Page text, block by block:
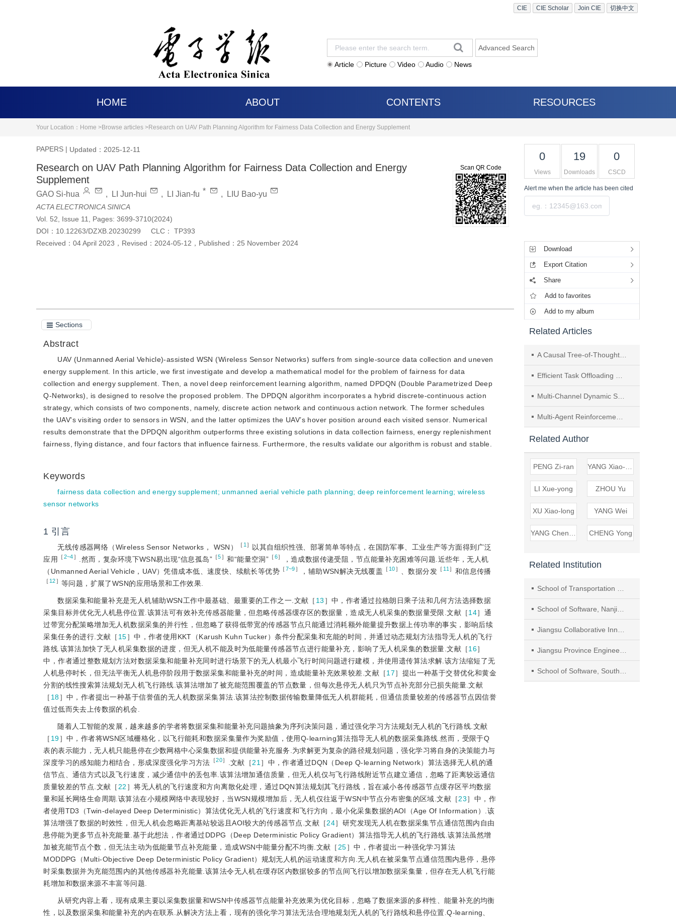
切换中文
Join CIE
CIE Scholar
CIE
Article Picture Video Audio News
Advanced Search
HOME ABOUT CONTENTS RESOURCES
Your Location： Home >Browse articles >Research on UAV Path Planning Algorithm for Fairness Data Collection and Energy Supplement
PAPERS | Updated：2025-12-11
Research on UAV Path Planning Algorithm for Fairness Data Collection and Energy
Supplement
GAO Si-hua , LI Jun-hui , LI Jian-fu * , LIU Bao-yu
ACTA ELECTRONICA SINICA
Vol. 52, Issue 11, Pages: 3699-3710(2024)
DOI： 10.12263/DZXB.20230299 CLC：
TP393
Received： 04 April 2023 ， Revised： 2024-05-12 ， Published： 25 November 2024
Scan QR Code
Sections
Abstract
UAV (Unmanned Aerial Vehicle)-assisted WSN (Wireless Sensor Networks) suffers from single-source data collection and uneven
energy supplement. In this article, we first investigate and develop a mathematical model for the problem of fairness for data
collection and energy supplement. Then, a novel deep reinforcement learning algorithm, named DPDQN (Double Parametrized Deep
Q-Networks), is designed to resolve the proposed problem. The DPDQN algorithm incorporates a hybrid discrete-continuous action
strategy, which consists of two components, namely, discrete action network and continuous action network. The former schedules
the UAV's visiting order to sensors in WSN, and the latter optimizes the UAV’s hover position around each visited sensor. Numerical
results demonstrate that the DPDQN algorithm outperforms three existing solutions in data collection fairness, energy replenishment
fairness, flying distance, and four factors that influence fairness. Furthermore, the results validate our algorithm is robust and stable.
Keywords
fairness data collection and energy supplement;unmanned aerial vehicle path planning; deep reinforcement learning; wireless
sensor networks
1 引言
无线传感器网络（Wireless Sensor Networks， WSN） ［ 1 ］
以其自组织性强、部署简单等特点，在国防军事、工业生产等方面得到广泛
应用
［2~4］ .然而，复杂环境下WSN易出现“信息孤岛” ［5］和“能量空洞” ［6］
，造成数据传递受阻，节点能量补充困难等问题.近些年，无人机
（Unmanned Aerial Vehicle，UAV）凭借成本低、速度快、续航长等优势 ［7~9］ ，辅助WSN解决无线覆盖 ［ 10］ 、数据分发 ［ 11 ］ 和信息传播
［ 12］ 等问题，扩展了WSN的应用场景和工作效果.
数据采集和能量补充是无人机辅助WSN工作中最基础、最重要的工作之一.文献［ 13 ］中，作者通过拉格朗日乘子法和几何方法选择数据
采集目标并优化无人机悬停位置.该算法可有效补充传感器能量，但忽略传感器缓存区的数据量，造成无人机采集的数据量受限.文献［14］通
过带宽分配策略增加无人机数据采集的并行性，但忽略了获得低带宽的传感器节点只能通过消耗额外能量提升数据上传功率的事实，影响后续
采集任务的进行.文献［ 15］中，作者使用KKT（Karush Kuhn Tucker）条件分配采集和充能的时间，并通过动态规划方法指导无人机的飞行
路线.该算法加快了无人机采集数据的进度，但无人机不能及时为低能量传感器节点进行能量补充，影响了无人机采集的数据量.文献［16］
中，作者通过整数规划方法对数据采集和能量补充同时进行场景下的无人机最小飞行时间问题进行建模，并使用遗传算法求解.该方法缩短了无
人机悬停时长，但无法平衡无人机悬停阶段用于数据采集和能量补充的时间，造成能量补充效果较差.文献［17］提出一种基于交替优化和黄金
分割的线性搜索算法规划无人机飞行路线.该算法增加了被充能范围覆盖的节点数量，但每次悬停无人机只为节点补充部分已损失能量.文献
［ 18］中，作者提出一种基于信誉值的无人机数据采集算法.该算法控制数据传输数量降低无人机群能耗，但通信质量较差的传感器节点因信誉
值过低而失去上传数据的机会.
随着人工智能的发展，越来越多的学者将数据采集和能量补充问题抽象为序列决策问题，通过强化学习方法规划无人机的飞行路线.文献
［ 19］中，作者将WSN区域栅格化，以飞行能耗和数据采集量作为奖励值，使用Q-learning算法指导无人机的数据采集路线.然而，受限于Q
表的表示能力，无人机只能悬停在少数网格中心采集数据和提供能量补充服务.为求解更为复杂的路径规划问题，强化学习将自身的决策能力与
深度学习的感知能力相结合，形成深度强化学习方法 ［20］ .文献［21 ］中，作者通过DQN（Deep Q-learning Network）算法选择无人机的通
信节点、通信方式以及飞行速度，减少通信中的丢包率.该算法增加通信质量，但无人机仅与飞行路线附近节点建立通信，忽略了距离较远通信
质量较差的节点.文献［ 22 ］将无人机的飞行速度和方向离散化处理，通过DQN算法规划其飞行路线，旨在减小各传感器节点缓存区平均数据
量和延长网络生命周期.该算法在小规模网络中表现较好，当WSN规模增加后，无人机仅往返于WSN中节点分布密集的区域.文献［23］中，作
者使用TD3（Twin-delayed Deep Deterministic）算法优化无人机的飞行速度和飞行方向，最小化采集数据的AOI（Age Of Information）.该
算法增强了数据的时效性，但无人机会忽略距离基站较远且AOI较大的传感器节点.文献［24］研究发现无人机在数据采集节点通信范围内自由
悬停能为更多节点补充能量.基于此想法，作者通过DDPG（Deep Deterministic Policy Gradient）算法指导无人机的飞行路线.该算法虽然增
加被充能节点个数，但无法主动为低能量节点补充能量，造成WSN中能量分配不均衡.文献［ 25］中，作者提出一种强化学习算法
MODDPG（Multi-Objective Deep Deterministic Policy Gradient）规划无人机的运动速度和方向.无人机在被采集节点通信范围内悬停，悬停
时采集数据并为充能范围内的其他传感器补充能量.该算法令无人机在缓存区内数据较多的节点间飞行以增加数据采集量，但存在无人机飞行能
耗增加和数据来源不丰富等问题.
从研究内容上看，现有成果主要以采集数据量和WSN中传感器节点能量补充效果为优化目标，忽略了数据来源的多样性、能量补充的均衡
性，以及数据采集和能量补充的内在联系.从解决方法上看，现有的强化学习算法无法合理地规划无人机的飞行路线和悬停位置.Q-learning、
0
Views
19
Downloads
0
CSCD
Alert me when the article has been cited
Download
Export Citation
Share
Add to favorites
Add to my album
Related Articles
A Causal Tree-of-Thought-Based Model for Battery State-of-Charge Prediction in Electric Vehicles
Efficient Task Offloading Based on Traffic Prediction in IoV-Enabled Edge Computing
Multi-Channel Dynamic Spectrum Access Based on Multi-Agent Proximal Policy Optimization
Multi-Agent Reinforcement Learning Enabled Spectrum Sharing for Vehicular Networks
Related Author
PENG Zi-ran
LI Xue-yong ZHOU Yu
XU Xiao-long YANG Wei
CHENG Yong
Related Institution
School of Transportation and Electrical Engineering, Hunan University of Technology
School of Software, Nanjing University of Information Science and Technology
Jiangsu Collaborative Innovation Center of Atmospheric Environment and Equipment Technology
Jiangsu Province Engineering Research Center of Advanced Computing and Intelligent Services
School of Software, Southeast University